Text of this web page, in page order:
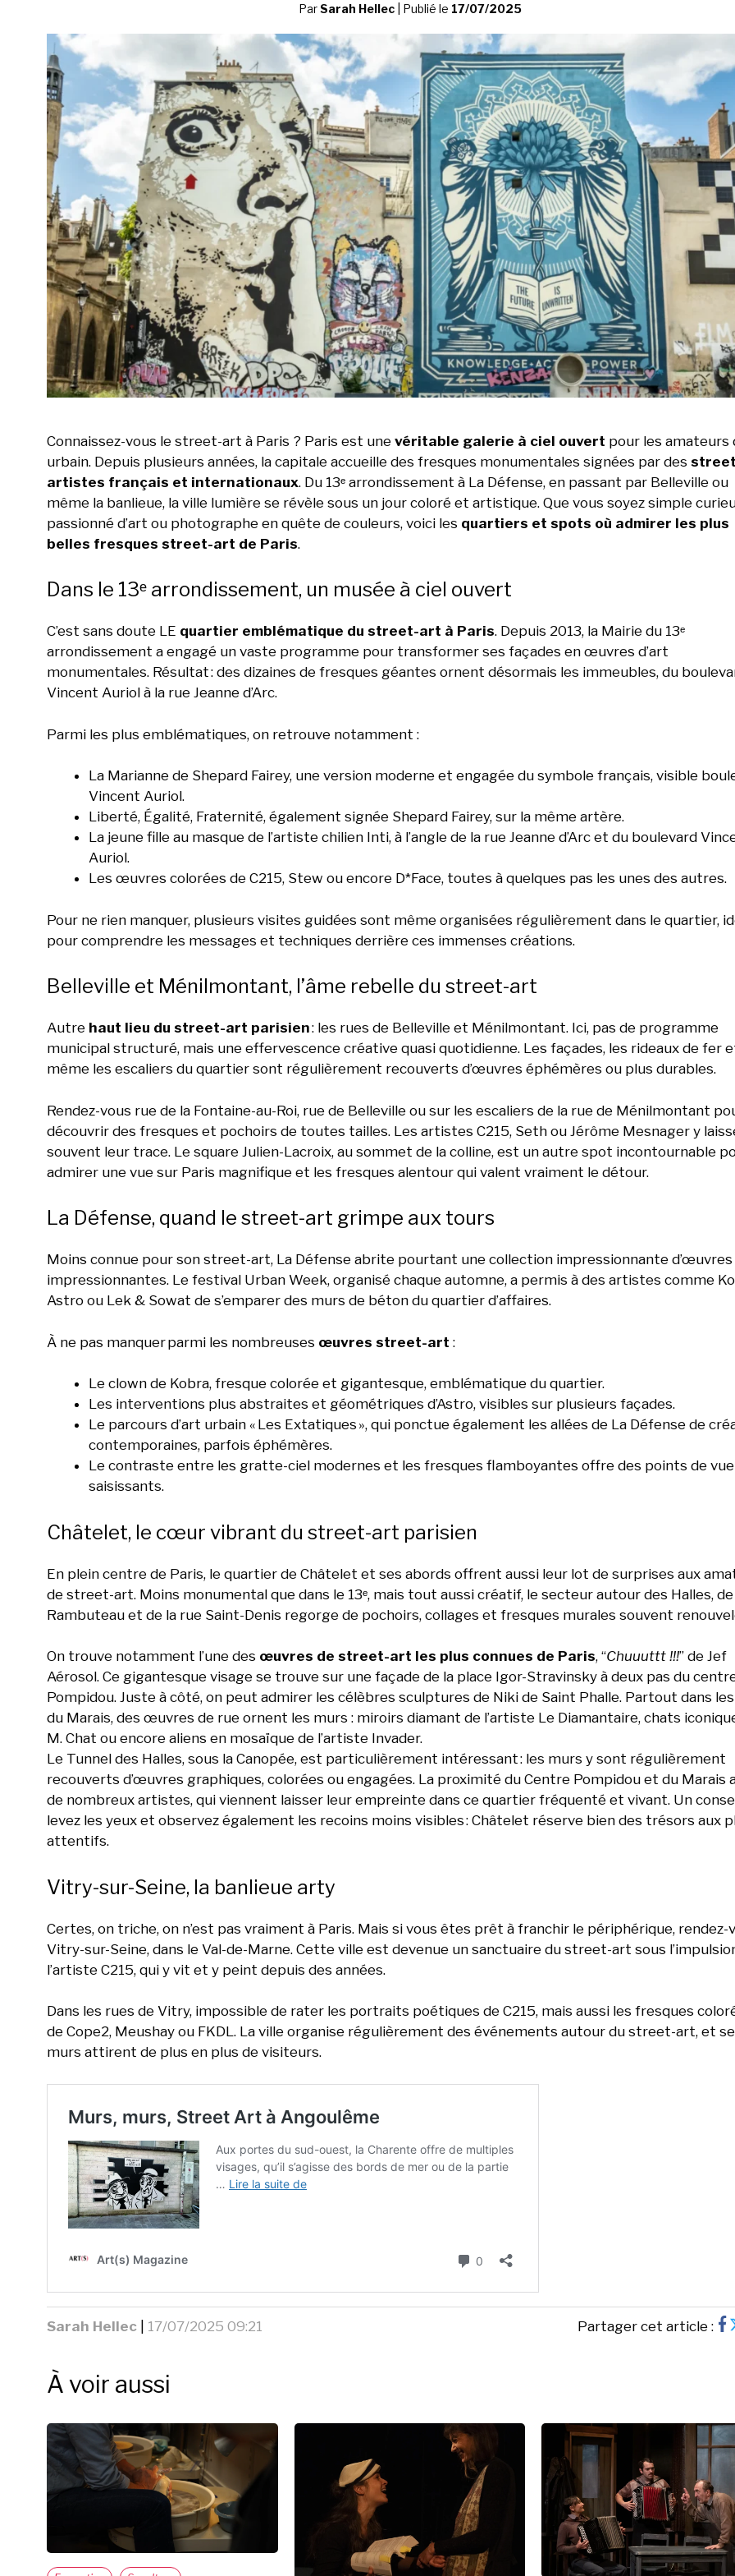
ParSarah Hellec Publié le 17/07/2025
Connaissez-vous le street-art à Paris ? Paris est une véritable galerie à ciel ouvert pour les amateurs
urbain. Depuis plusieurs années, la capitale accueille des fresques monumentales signées par des
artistes français et internationaux. Du 13ᵉ arrondissement à La Défense, en passant par Belleville ou
même la banlieue, la ville lumière se révèle sous un jour coloré et artistique. Que vous soyez simple
passionné d’art ou photographe en quête de couleurs, voici les quartiers et spots où admirer les plus
belles fresques street-art de Paris.
Dans le 13ᵉ arrondissement, un musée à ciel ouvert
C’est sans doute LE quartier emblématique du street-art à Paris. Depuis 2013, la Mairie du 13ᵉ
arrondissement a engagé un vaste programme pour transformer ses façades en œuvres d’art
monumentales. Résultat : des dizaines de fresques géantes ornent désormais les immeubles, du
Vincent Auriol à la rue Jeanne d’Arc.
Parmi les plus emblématiques, on retrouve notamment :
La Marianne de Shepard Fairey, une version moderne et engagée du symbole français, visible
Vincent Auriol.
Liberté, Égalité, Fraternité, également signée Shepard Fairey, sur la même artère.
La jeune fille au masque de l’artiste chilien Inti, à l’angle de la rue Jeanne d’Arc et du boulevard
Auriol.
Les œuvres colorées de C215, Stew ou encore D*Face, toutes à quelques pas les unes des autres.
Pour ne rien manquer, plusieurs visites guidées sont même organisées régulièrement dans le quartier,
pour comprendre les messages et techniques derrière ces immenses créations.
Belleville et Ménilmontant, l’âme rebelle du street-art
Autre haut lieu du street-art parisien: les rues de Belleville et Ménilmontant. Ici, pas de programme
municipal structuré, mais une effervescence créative quasi quotidienne. Les façades, les rideaux de fer
même les escaliers du quartier sont régulièrement recouverts d’œuvres éphémères ou plus durables.
Rendez-vous rue de la Fontaine-au-Roi, rue de Belleville ou sur les escaliers de la rue de Ménilmontant
découvrir des fresques et pochoirs de toutes tailles. Les artistes C215, Seth ou Jérôme Mesnager y
souvent leur trace. Le square Julien-Lacroix, au sommet de la colline, est un autre spot incontournable
admirer une vue sur Paris magnifique et les fresques alentour qui valent vraiment le détour.
La Défense, quand le street-art grimpe aux tours
Moins connue pour son street-art, La Défense abrite pourtant une collection impressionnante d’œuvres
impressionnantes. Le festival Urban Week, organisé chaque automne, a permis à des artistes comme
Astro ou Lek & Sowat de s’emparer des murs de béton du quartier d’affaires.
À ne pas manquer parmi les nombreuses œuvres street-art :
Le clown de Kobra, fresque colorée et gigantesque, emblématique du quartier.
Les interventions plus abstraites et géométriques d’Astro, visibles sur plusieurs façades.
Le parcours d’art urbain « Les Extatiques », qui ponctue également les allées de La Défense de
contemporaines, parfois éphémères.
Le contraste entre les gratte-ciel modernes et les fresques flamboyantes offre des points de vue
saisissants.
Châtelet, le cœur vibrant du street-art parisien
En plein centre de Paris, le quartier de Châtelet et ses abords offrent aussi leur lot de surprises aux
de street-art. Moins monumental que dans le 13ᵉ, mais tout aussi créatif, le secteur autour des Halles,
Rambuteau et de la rue Saint-Denis regorge de pochoirs, collages et fresques murales souvent
On trouve notamment l’une des œuvres de street-art les plus connues de Paris, “Chuuuttt !!!” de Jef
Aérosol. Ce gigantesque visage se trouve sur une façade de la place Igor-Stravinsky à deux pas du
Pompidou. Juste à côté, on peut admirer les célèbres sculptures de Niki de Saint Phalle. Partout dans
du Marais, des œuvres de rue ornent les murs : miroirs diamant de l’artiste Le Diamantaire, chats
M. Chat ou encore aliens en mosaïque de l’artiste Invader.
Le Tunnel des Halles, sous la Canopée, est particulièrement intéressant : les murs y sont régulièrement
recouverts d’œuvres graphiques, colorées ou engagées. La proximité du Centre Pompidou et du Marais
de nombreux artistes, qui viennent laisser leur empreinte dans ce quartier fréquenté et vivant. Un
levez les yeux et observez également les recoins moins visibles : Châtelet réserve bien des trésors aux
attentifs.
Vitry-sur-Seine, la banlieue arty
Certes, on triche, on n’est pas vraiment à Paris. Mais si vous êtes prêt à franchir le périphérique, rendez-
Vitry-sur-Seine, dans le Val-de-Marne. Cette ville est devenue un sanctuaire du street-art sous
l’artiste C215, qui y vit et y peint depuis des années.
Dans les rues de Vitry, impossible de rater les portraits poétiques de C215, mais aussi les fresques
de Cope2, Meushay ou FKDL. La ville organise régulièrement des événements autour du street-art, et
murs attirent de plus en plus de visiteurs.
Sarah Hellec 17/07/2025 09:21 Partager cet article :
À voir aussi